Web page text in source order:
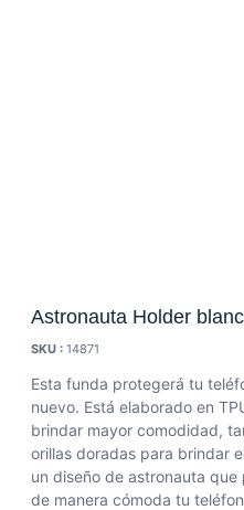
Astronauta Holder
SKU : 14871
Esta funda protegerá tu
nuevo. Está elaborado en
brindar mayor comodidad,
orillas doradas para brindar
un diseño de astronauta
de manera cómoda tu